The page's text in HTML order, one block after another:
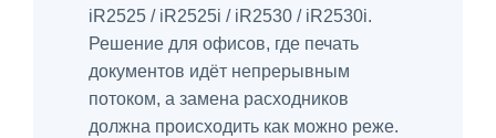
iR2525 / iR2525i / iR2530 / iR2530i.
Решение для офисов, где печать
документов идёт непрерывным
потоком, а замена расходников
должна происходить как можно реже.